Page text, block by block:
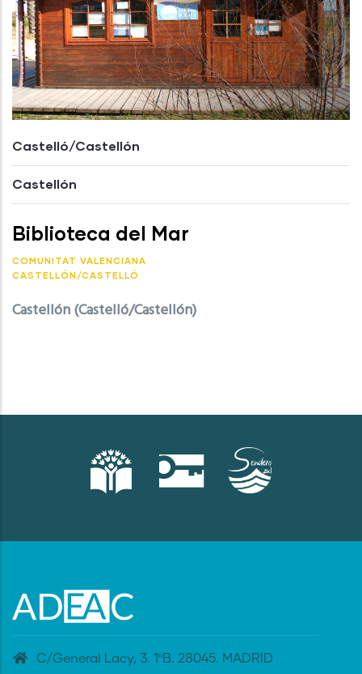
Castelló/Castellón
Castellón
Biblioteca del Mar
COMUNITAT VALENCIANA
CASTELLÓN/CASTELLÓ
Castellón (Castelló/Castellón)
C/General Lacy, 3. 1ºB. 28045. MADRID